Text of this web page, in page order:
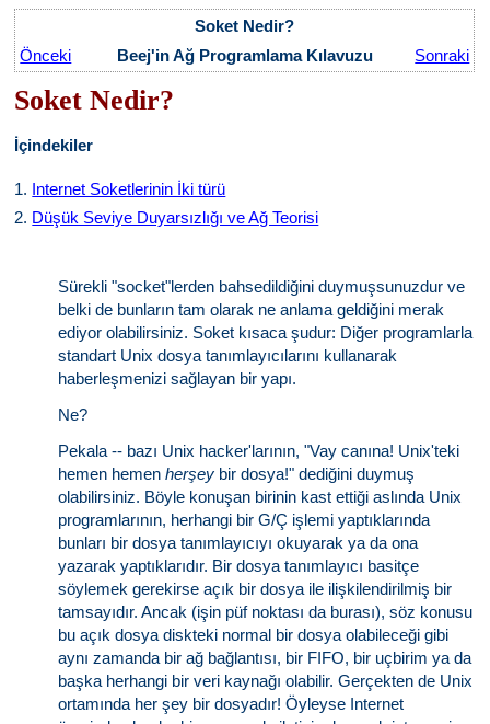
Soket Nedir?
Önceki
Beej'in Ağ Programlama Kılavuzu Sonraki
Soket Nedir?
İçindekiler
1. Internet Soketlerinin İki türü
2. Düşük Seviye Duyarsızlığı ve Ağ Teorisi
Sürekli "socket"lerden bahsedildiğini duymuşsunuzdur ve
belki de bunların tam olarak ne anlama geldiğini merak
ediyor olabilirsiniz. Soket kısaca şudur: Diğer programlarla
standart Unix dosya tanımlayıcılarını kullanarak
haberleşmenizi sağlayan bir yapı.
Ne?
Pekala -- bazı Unix hacker'larının, "Vay canına! Unix'teki
hemen hemenherşey bir dosya!" dediğini duymuş
olabilirsiniz. Böyle konuşan birinin kast ettiği aslında Unix
programlarının, herhangi bir G/Ç işlemi yaptıklarında
bunları bir dosya tanımlayıcıyı okuyarak ya da ona
yazarak yaptıklarıdır. Bir dosya tanımlayıcı basitçe
söylemek gerekirse açık bir dosya ile ilişkilendirilmiş bir
tamsayıdır. Ancak (işin püf noktası da burası), söz konusu
bu açık dosya diskteki normal bir dosya olabileceği gibi
aynı zamanda bir ağ bağlantısı, bir FIFO, bir uçbirim ya da
başka herhangi bir veri kaynağı olabilir. Gerçekten de Unix
ortamında her şey bir dosyadır! Öyleyse Internet